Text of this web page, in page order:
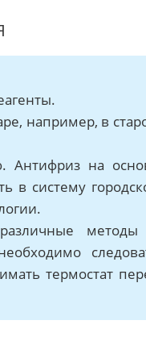
например, в
Антифриз на
в систему
термостат